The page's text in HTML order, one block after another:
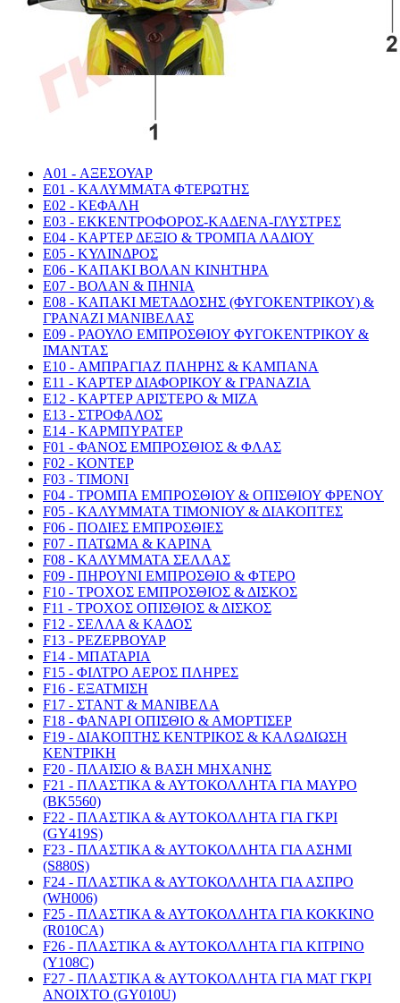
A01 - ΑΞΕΣΟΥΑΡ
E01 - ΚΑΛΥΜΜΑΤΑ ΦΤΕΡΩΤΗΣ
E02 - ΚΕΦΑΛΗ
E03 - ΕΚΚΕΝΤΡΟΦΟΡΟΣ-ΚΑΔΕΝΑ-ΓΛΥΣΤΡΕΣ
E04 - ΚΑΡΤΕΡ ΔΕΞΙΟ & ΤΡΟΜΠΑ ΛΑΔΙΟΥ
E05 - ΚΥΛΙΝΔΡΟΣ
E06 - ΚΑΠΑΚΙ ΒΟΛΑΝ ΚΙΝΗΤΗΡΑ
E07 - ΒΟΛΑΝ & ΠΗΝΙΑ
E08 - ΚΑΠΑΚΙ ΜΕΤΑΔΟΣΗΣ (ΦΥΓΟΚΕΝΤΡΙΚΟΥ) &
ΓΡΑΝΑΖΙ ΜΑΝΙΒΕΛΑΣ
E09 - ΡΑΟΥΛΟ ΕΜΠΡΟΣΘΙΟΥ ΦΥΓΟΚΕΝΤΡΙΚΟΥ &
ΙΜΑΝΤΑΣ
E10 - ΑΜΠΡΑΓΙΑΖ ΠΛΗΡΗΣ & ΚΑΜΠΑΝΑ
E11 - ΚΑΡΤΕΡ ΔΙΑΦΟΡΙΚΟΥ & ΓΡΑΝΑΖΙΑ
E12 - ΚΑΡΤΕΡ ΑΡΙΣΤΕΡΟ & ΜΙΖΑ
E13 - ΣΤΡΟΦΑΛΟΣ
E14 - ΚΑΡΜΠΥΡΑΤΕΡ
F01 - ΦΑΝΟΣ ΕΜΠΡΟΣΘΙΟΣ & ΦΛΑΣ
F02 - ΚΟΝΤΕΡ
F03 - ΤΙΜΟΝΙ
F04 - ΤΡΟΜΠΑ ΕΜΠΡΟΣΘΙΟΥ & ΟΠΙΣΘΙΟΥ ΦΡΕΝΟΥ
F05 - ΚΑΛΥΜΜΑΤΑ ΤΙΜΟΝΙΟΥ & ΔΙΑΚΟΠΤΕΣ
F06 - ΠΟΔΙΕΣ ΕΜΠΡΟΣΘΙΕΣ
F07 - ΠΑΤΩΜΑ & ΚΑΡΙΝΑ
F08 - ΚΑΛΥΜΜΑΤΑ ΣΕΛΛΑΣ
F09 - ΠΗΡΟΥΝΙ ΕΜΠΡΟΣΘΙΟ & ΦΤΕΡΟ
F10 - ΤΡΟΧΟΣ ΕΜΠΡΟΣΘΙΟΣ & ΔΙΣΚΟΣ
F11 - ΤΡΟΧΟΣ ΟΠΙΣΘΙΟΣ & ΔΙΣΚΟΣ
F12 - ΣΕΛΛΑ & ΚΑΔΟΣ
F13 - ΡΕΖΕΡΒΟΥΑΡ
F14 - ΜΠΑΤΑΡΙΑ
F15 - ΦΙΛΤΡΟ ΑΕΡΟΣ ΠΛΗΡΕΣ
F16 - ΕΞΑΤΜΙΣΗ
F17 - ΣΤΑΝΤ & ΜΑΝΙΒΕΛΑ
F18 - ΦΑΝΑΡΙ ΟΠΙΣΘΙΟ & ΑΜΟΡΤΙΣΕΡ
F19 - ΔΙΑΚΟΠΤΗΣ ΚΕΝΤΡΙΚΟΣ & ΚΑΛΩΔΙΩΣΗ
ΚΕΝΤΡΙΚΗ
F20 - ΠΛΑΙΣΙΟ & ΒΑΣΗ ΜΗΧΑΝΗΣ
F21 - ΠΛΑΣΤΙΚΑ & ΑΥΤΟΚΟΛΛΗΤΑ ΓΙΑ ΜΑΥΡΟ
(BK5560)
F22 - ΠΛΑΣΤΙΚΑ & ΑΥΤΟΚΟΛΛΗΤΑ ΓΙΑ ΓΚΡΙ
(GY419S)
F23 - ΠΛΑΣΤΙΚΑ & ΑΥΤΟΚΟΛΛΗΤΑ ΓΙΑ ΑΣΗΜΙ
(S880S)
F24 - ΠΛΑΣΤΙΚΑ & ΑΥΤΟΚΟΛΛΗΤΑ ΓΙΑ ΑΣΠΡΟ
(WH006)
F25 - ΠΛΑΣΤΙΚΑ & ΑΥΤΟΚΟΛΛΗΤΑ ΓΙΑ ΚΟΚΚΙΝΟ
(R010CA)
F26 - ΠΛΑΣΤΙΚΑ & ΑΥΤΟΚΟΛΛΗΤΑ ΓΙΑ ΚΙΤΡΙΝΟ
(Y108C)
F27 - ΠΛΑΣΤΙΚΑ & ΑΥΤΟΚΟΛΛΗΤΑ ΓΙΑ ΜΑΤ ΓΚΡΙ
ΑΝΟΙΧΤΟ (GY010U)